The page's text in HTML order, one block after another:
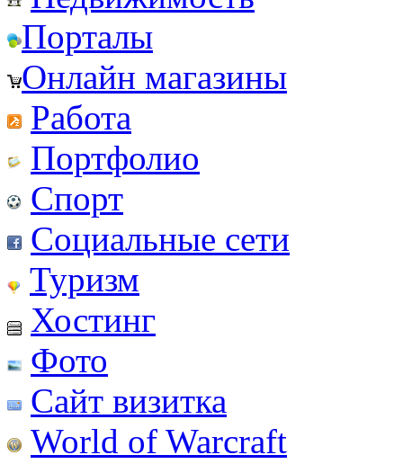
Порталы
Онлайн магазины
Работа
Портфолио
Спорт
Социальные сети
Туризм
Хостинг
Фото
Сайт визитка
World of Warcraft